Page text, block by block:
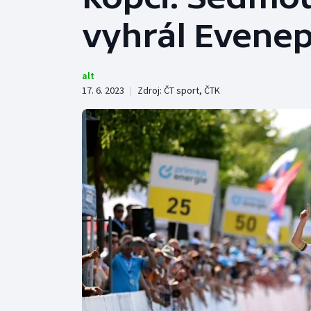
Curling
Dostihy
Golf
Gymnastika
vyhrál
alt
17. 6. 2023 | Zdroj: ČT sport, ČTK